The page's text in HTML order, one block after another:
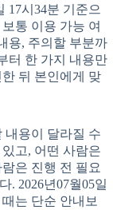
17시34분 기준으
통 이용 가능 여
용, 주의할 부분까
터 한 가지 내용만
뒤 본인에게 맞
내용이 달라질 수
고, 어떤 사람은
은 진행 전 필요
. 2026년07월05일
는 단순 안내보